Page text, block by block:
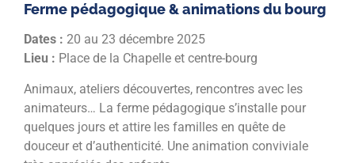
Ferme pédagogique & animations du bourg
Dates : 20 au 23 décembre 2025
Lieu : Place de la Chapelle et centre-bourg
Animaux, ateliers découvertes, rencontres avec les
animateurs… La ferme pédagogique s’installe pour
quelques jours et attire les familles en quête de
douceur et d’authenticité. Une animation conviviale